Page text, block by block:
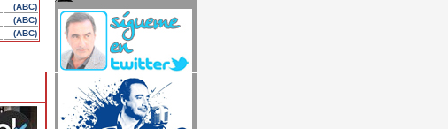
(ABC)
(ABC)
(ABC)